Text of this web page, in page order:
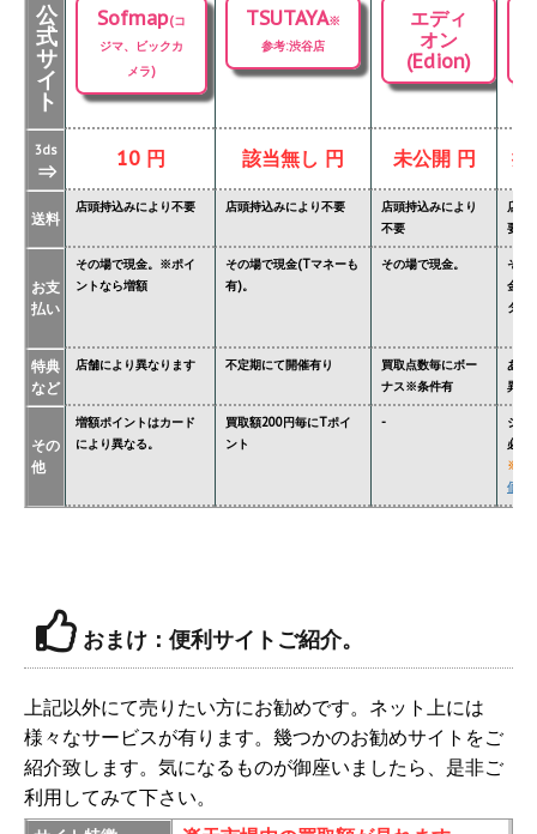
公
式
サ
イ
ト
Sofmap(コ
ジマ、ビックカ
メラ)
TSUTAYA※
参考:渋谷店
エディ
オン
(Edion)
3ds
⇒ 10 円 該当無し 円 未公開 円 掲
送料
店頭持込みにより不要 店頭持込みにより不要
店頭持込みにより
不要
店頭
要
お支
払い
その場で現金。※ポイ
ントなら増額
その場で現金(Tマネーも
有)。
その場で現金。
その
金額
ター'
特典
など
店舗により異なります 不定期にて開催有り
買取点数毎にボー
ナス※条件有
あり
異な
その
他
増額ポイントはカード
により異なる。
買取額200円毎にTポイ
ント
-
ジョ
必要
※
価格
おまけ：便利サイトご紹介。
上記以外にて売りたい方にお勧めです。ネット上には
様々なサービスが有ります。幾つかのお勧めサイトをご
紹介致します。気になるものが御座いましたら、是非ご
利用してみて下さい。